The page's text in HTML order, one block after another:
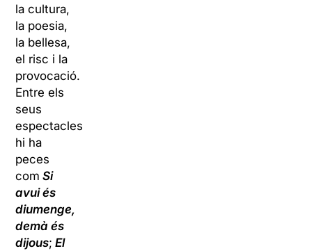
la cultura,
la poesia,
la bellesa,
el risc i la
provocació.
Entre els
seus
espectacles
hi ha
peces
com Si
avui és
diumenge,
demà és
dijous; El